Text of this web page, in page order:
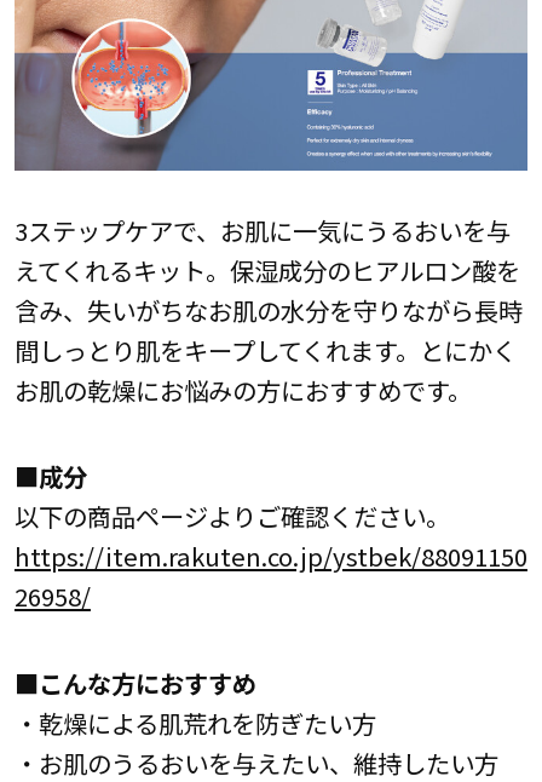
3ステップケアで、お肌に一気にうるおいを与
えてくれるキット。保湿成分のヒアルロン酸を
含み、失いがちなお肌の水分を守りながら長時
間しっとり肌をキープしてくれます。とにかく
お肌の乾燥にお悩みの方におすすめです。
■成分
以下の商品ページよりご確認ください。
https://item.rakuten.co.jp/ystbek/88091150
26958/
■こんな方におすすめ
・乾燥による肌荒れを防ぎたい方
・お肌のうるおいを与えたい、維持したい方